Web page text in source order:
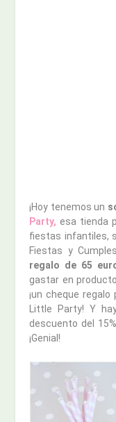
¡Hoy tenemos un
Party, esa tienda
fiestas infantiles,
Fiestas y
regalo de 65
gastar en
¡un cheque
Little Party! Y
descuento del
¡Genial!